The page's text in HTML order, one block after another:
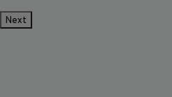
Next